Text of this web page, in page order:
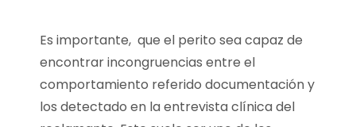
Es importante, que el perito sea capaz de
encontrar incongruencias entre el
comportamiento referido documentación y
los detectado en la entrevista clínica del